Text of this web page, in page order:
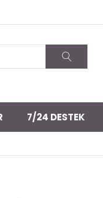
7/24 DESTEK